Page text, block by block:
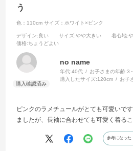
う
色：110cm サイズ：ホワイト×ピンク
デザイン:良い サイズ:やや大きい 着心地:
価格:ちょうどよい
no name
年代:40代 お子さまの年齢:3
購入したサイズ:120cm お子
ピンクのラメチュールがとても可愛いで
ましたが、長袖に合わせても可愛く着る
参考になった